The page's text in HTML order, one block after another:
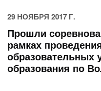
29 НОЯБРЯ 2017 Г.
Прошли
рамках
образовательных
образования по